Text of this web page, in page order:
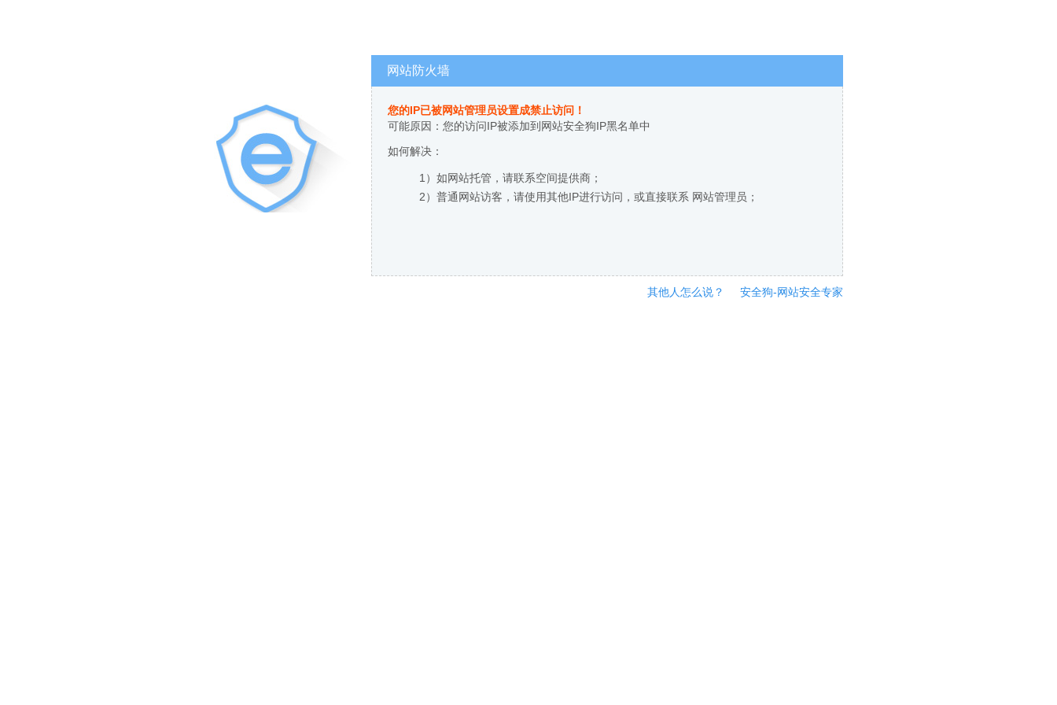
网站防火墙
您的IP已被网站管理员设置成禁止访问！
可能原因：您的访问IP被添加到网站安全狗IP黑名单中
如何解决：
1）如网站托管，请联系空间提供商；
2）普通网站访客，请使用其他IP进行访问，或直接联系 网站管理员；
其他人怎么说？ 安全狗-网站安全专家